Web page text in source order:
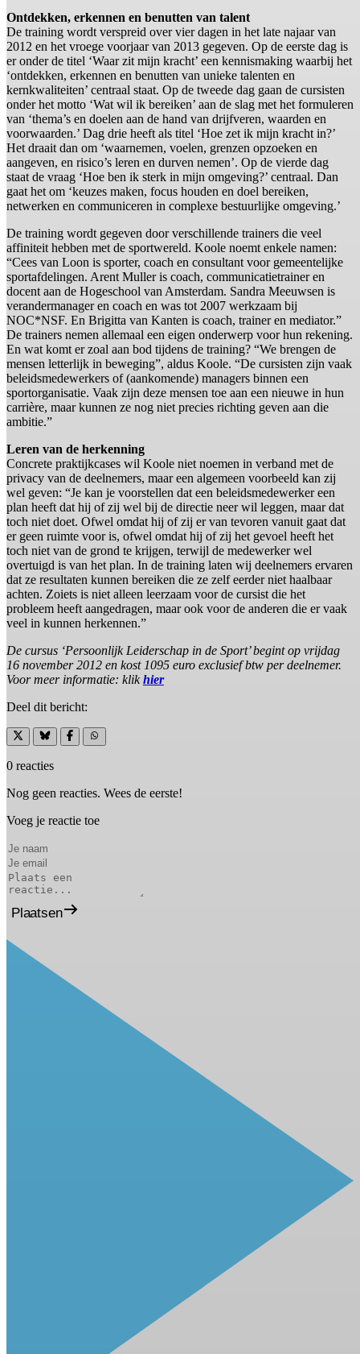
Ontdekken, erkennen en benutten van talent
De training wordt verspreid over vier dagen in het late najaar van
2012 en het vroege voorjaar van 2013 gegeven. Op de eerste dag is
er onder de titel ‘Waar zit mijn kracht’ een kennismaking waarbij het
‘ontdekken, erkennen en benutten van unieke talenten en
kernkwaliteiten’ centraal staat. Op de tweede dag gaan de cursisten
onder het motto ‘Wat wil ik bereiken’ aan de slag met het formuleren
van ‘thema’s en doelen aan de hand van drijfveren, waarden en
voorwaarden.’ Dag drie heeft als titel ‘Hoe zet ik mijn kracht in?’
Het draait dan om ‘waarnemen, voelen, grenzen opzoeken en
aangeven, en risico’s leren en durven nemen’. Op de vierde dag
staat de vraag ‘Hoe ben ik sterk in mijn omgeving?’ centraal. Dan
gaat het om ‘keuzes maken, focus houden en doel bereiken,
netwerken en communiceren in complexe bestuurlijke omgeving.’
De training wordt gegeven door verschillende trainers die veel
affiniteit hebben met de sportwereld. Koole noemt enkele namen:
“Cees van Loon is sporter, coach en consultant voor gemeentelijke
sportafdelingen. Arent Muller is coach, communicatietrainer en
docent aan de Hogeschool van Amsterdam. Sandra Meeuwsen is
verandermanager en coach en was tot 2007 werkzaam bij
NOC*NSF. En Brigitta van Kanten is coach, trainer en mediator.”
De trainers nemen allemaal een eigen onderwerp voor hun rekening.
En wat komt er zoal aan bod tijdens de training? “We brengen de
mensen letterlijk in beweging”, aldus Koole. “De cursisten zijn vaak
beleidsmedewerkers of (aankomende) managers binnen een
sportorganisatie. Vaak zijn deze mensen toe aan een nieuwe in hun
carrière, maar kunnen ze nog niet precies richting geven aan die
ambitie.”
Leren van de herkenning
Concrete praktijkcases wil Koole niet noemen in verband met de
privacy van de deelnemers, maar een algemeen voorbeeld kan zij
wel geven: “Je kan je voorstellen dat een beleidsmedewerker een
plan heeft dat hij of zij wel bij de directie neer wil leggen, maar dat
toch niet doet. Ofwel omdat hij of zij er van tevoren vanuit gaat dat
er geen ruimte voor is, ofwel omdat hij of zij het gevoel heeft het
toch niet van de grond te krijgen, terwijl de medewerker wel
overtuigd is van het plan. In de training laten wij deelnemers ervaren
dat ze resultaten kunnen bereiken die ze zelf eerder niet haalbaar
achten. Zoiets is niet alleen leerzaam voor de cursist die het
probleem heeft aangedragen, maar ook voor de anderen die er vaak
veel in kunnen herkennen.”
De cursus ‘Persoonlijk Leiderschap in de Sport’ begint op vrijdag
16 november 2012 en kost 1095 euro exclusief btw per deelnemer.
Voor meer informatie: klikhier
Deel dit bericht:
0 reacties
Nog geen reacties. Wees de eerste!
Voeg je reactie toe
Plaatsen